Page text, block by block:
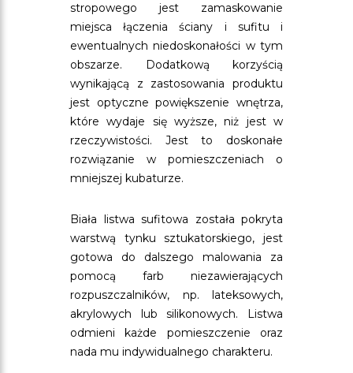
stropowego jest zamaskowanie
miejsca łączenia ściany i sufitu i
ewentualnych niedoskonałości w tym
obszarze. Dodatkową korzyścią
wynikającą z zastosowania produktu
jest optyczne powiększenie wnętrza,
które wydaje się wyższe, niż jest w
rzeczywistości. Jest to doskonałe
rozwiązanie w pomieszczeniach o
mniejszej kubaturze.
Biała listwa sufitowa została pokryta
warstwą tynku sztukatorskiego, jest
gotowa do dalszego malowania za
pomocą farb niezawierających
rozpuszczalników, np. lateksowych,
akrylowych lub silikonowych. Listwa
odmieni każde pomieszczenie oraz
nada mu indywidualnego charakteru.